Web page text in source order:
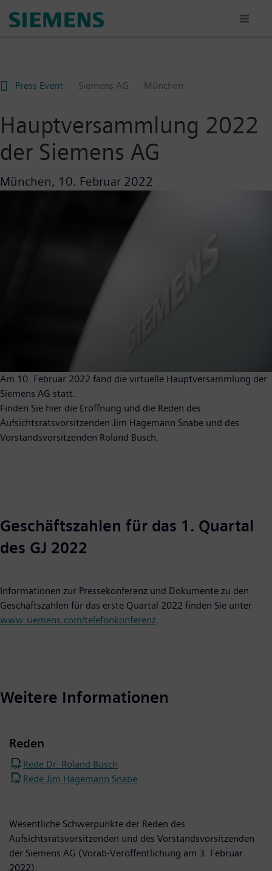
para
Press Event
Siemens AG München
Hauptversammlung 2022
der Siemens AG
München, 10. Februar 2022
Am 10. Februar 2022 fand die virtuelle Hauptversammlung der
Siemens AG statt.
Finden Sie hier die Eröffnung und die Reden des
Aufsichtsratsvorsitzenden Jim Hagemann Snabe und des
Vorstandsvorsitzenden Roland Busch.
Geschäftszahlen für das 1. Quartal
des GJ 2022
Informationen zur Pressekonferenz und Dokumente zu den
Geschäftszahlen für das erste Quartal 2022 finden Sie unter
www.siemens.com/telefonkonferenz.
Weitere Informationen
Reden
Rede Dr. Roland Busch
Rede Jim Hagemann Snabe
Wesentliche Schwerpunkte der Reden des
Aufsichtsratsvorsitzenden und des Vorstandsvorsitzenden
der Siemens AG (Vorab-Veröffentlichung am 3. Februar
2022):